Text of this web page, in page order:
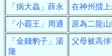
「病大蟲」薛永 在神州擂
「小霸王」周通 原為二龍
「金錢豹子」湯
隆
父母被高